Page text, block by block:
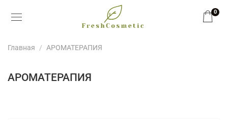
0
Главная АРОМАТЕРАПИЯ
АРОМАТЕРАПИЯ